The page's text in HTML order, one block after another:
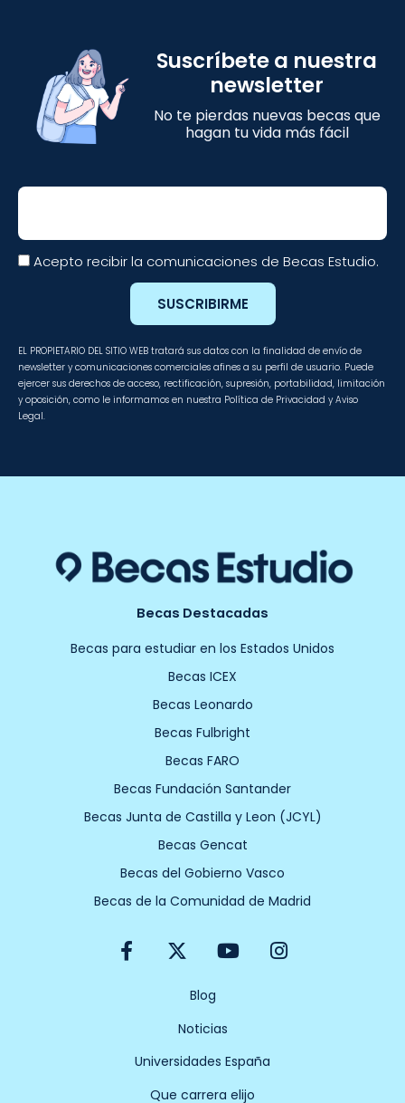
Suscríbete a nuestra
newsletter
No te pierdas nuevas becas que
hagan tu vida más fácil
Email
Acepto recibir la comunicaciones de Becas Estudio.
SUSCRIBIRME
EL PROPIETARIO DEL SITIO WEB tratará sus datos con la finalidad de envío de
newsletter y comunicaciones comerciales afines a su perfil de usuario. Puede
ejercer sus derechos de acceso, rectificación, supresión, portabilidad, limitación
y oposición, como le informamos en nuestra Política de Privacidad y Aviso
Legal.
Becas Destacadas
Becas para estudiar en los Estados Unidos
Becas ICEX
Becas Leonardo
Becas Fulbright
Becas FARO
Becas Fundación Santander
Becas Junta de Castilla y Leon (JCYL)
Becas Gencat
Becas del Gobierno Vasco
Becas de la Comunidad de Madrid
F
a
o
X
-
w
i
t
t
Y
o
u
b
e
I
n
Blog
Noticias
Universidades España
Que carrera elijo